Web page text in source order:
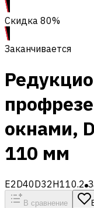
Скидка 80%
Заканчивается
окнами,
110 мм
E2D40D32H110.2
В сравнение